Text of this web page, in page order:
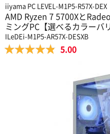
iiyama PC LEVEL-M1P5-R57X-DEX
AMD Ryzen 7 5700Xと
ミングPC【選べるカラーバ
ILeDEi-M1P5-AR57X-DESXB
5.00